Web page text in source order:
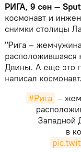
РИГА, 9 сен —
космонавт и
снимки столицы
"Рига –
расположившаяся
Двины. А еще это
написал космонавт.
#Рига –
Западной
в